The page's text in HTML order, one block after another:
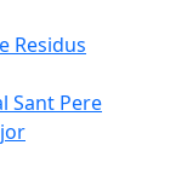
Residus
Sant Pere